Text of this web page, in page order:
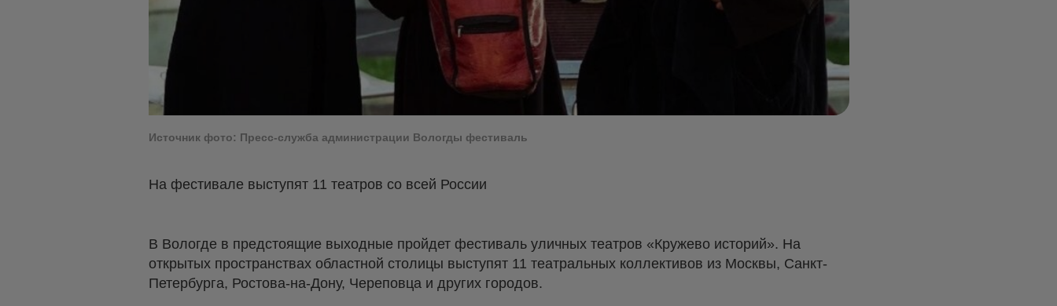
Источник фото: Пресс-служба администрации Вологды фестиваль
На фестивале выступят 11 театров со всей России
В Вологде в предстоящие выходные пройдет фестиваль уличных театров «Кружево историй». На
открытых пространствах областной столицы выступят 11 театральных коллективов из Москвы, Санкт-
Петербурга, Ростова-на-Дону, Череповца и других городов.